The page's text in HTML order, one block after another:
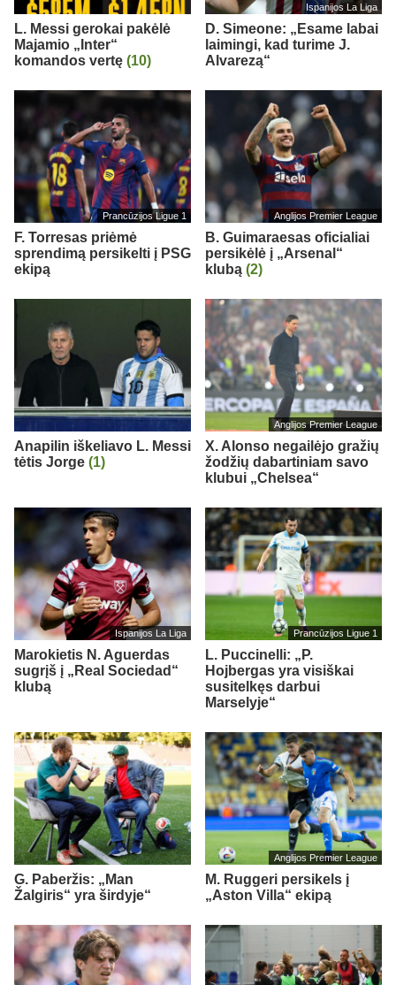
L. Messi gerokai pakėlė
Majamio „Inter“
komandos vertę (10)
Ispanijos La Liga
D. Simeone: „Esame labai
laimingi, kad turime J.
Alvarezą“
Prancūzijos Ligue 1
F. Torresas priėmė
sprendimą persikelti į PSG
ekipą
Anglijos Premier League
B. Guimaraesas oficialiai
persikėlė į „Arsenal“
klubą (2)
Anapilin iškeliavo L. Messi
tėtis Jorge (1)
Anglijos Premier League
X. Alonso negailėjo gražių
žodžių dabartiniam savo
klubui „Chelsea“
Ispanijos La Liga
Marokietis N. Aguerdas
sugrįš į „Real Sociedad“
klubą
Prancūzijos Ligue 1
L. Puccinelli: „P.
Hojbergas yra visiškai
susitelkęs darbui
Marselyje“
G. Paberžis: „Man
Žalgiris“ yra širdyje“
Anglijos Premier League
M. Ruggeri persikels į
„Aston Villa“ ekipą